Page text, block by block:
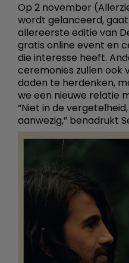
Op 2 november
wordt gelanceerd, gaat
allereerste editie van
gratis online event en
die interesse heeft.
ceremonies zullen ook
doden te herdenken,
we een nieuwe relatie
“Niet in de
aanwezig,” benadrukt